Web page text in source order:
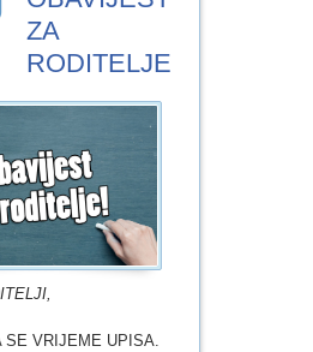
ZA
RODITELJE
SE VRIJEME UPISA.